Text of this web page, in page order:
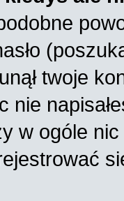
twoje
nie
w ogóle